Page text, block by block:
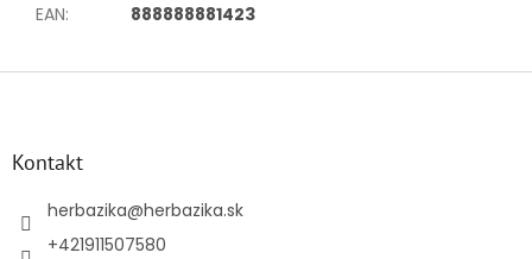
EAN: 888888881423
Kontakt
herbazika@herbazika.sk
+421911507580